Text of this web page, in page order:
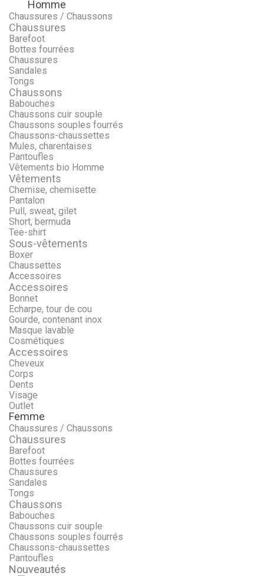
Homme
Chaussures / Chaussons
Chaussures
Barefoot
Bottes fourrées
Chaussures
Sandales
Tongs
Chaussons
Babouches
Chaussons cuir souple
Chaussons souples fourrés
Chaussons-chaussettes
Mules, charentaises
Pantoufles
Vêtements bio Homme
Vêtements
Chemise, chemisette
Pantalon
Pull, sweat, gilet
Short, bermuda
Tee-shirt
Sous-vêtements
Boxer
Chaussettes
Accessoires
Accessoires
Bonnet
Echarpe, tour de cou
Gourde, contenant inox
Masque lavable
Cosmétiques
Accessoires
Cheveux
Corps
Dents
Visage
Outlet
Femme
Chaussures / Chaussons
Chaussures
Barefoot
Bottes fourrées
Chaussures
Sandales
Tongs
Chaussons
Babouches
Chaussons cuir souple
Chaussons souples fourrés
Chaussons-chaussettes
Pantoufles
Nouveautés